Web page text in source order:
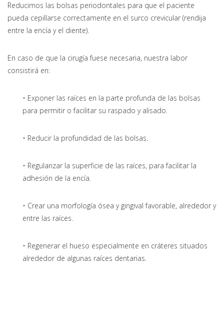
Reducimos las bolsas periodontales para que el paciente
pueda cepillarse correctamente en el surco crevicular (rendija
entre la encía y el diente).
En caso de que la cirugía fuese necesaria, nuestra labor
consistirá en:
• Exponer las raíces en la parte profunda de las bolsas
para permitir o facilitar su raspado y alisado.
• Reducir la profundidad de las bolsas.
• Regularizar la superficie de las raíces, para facilitar la
adhesión de la encía.
• Crear una morfología ósea y gingival favorable, alrededor y
entre las raíces.
• Regenerar el hueso especialmente en cráteres situados
alrededor de algunas raíces dentarias.